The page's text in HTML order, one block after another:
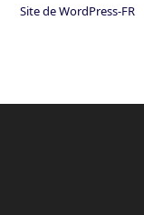
Site de WordPress-FR